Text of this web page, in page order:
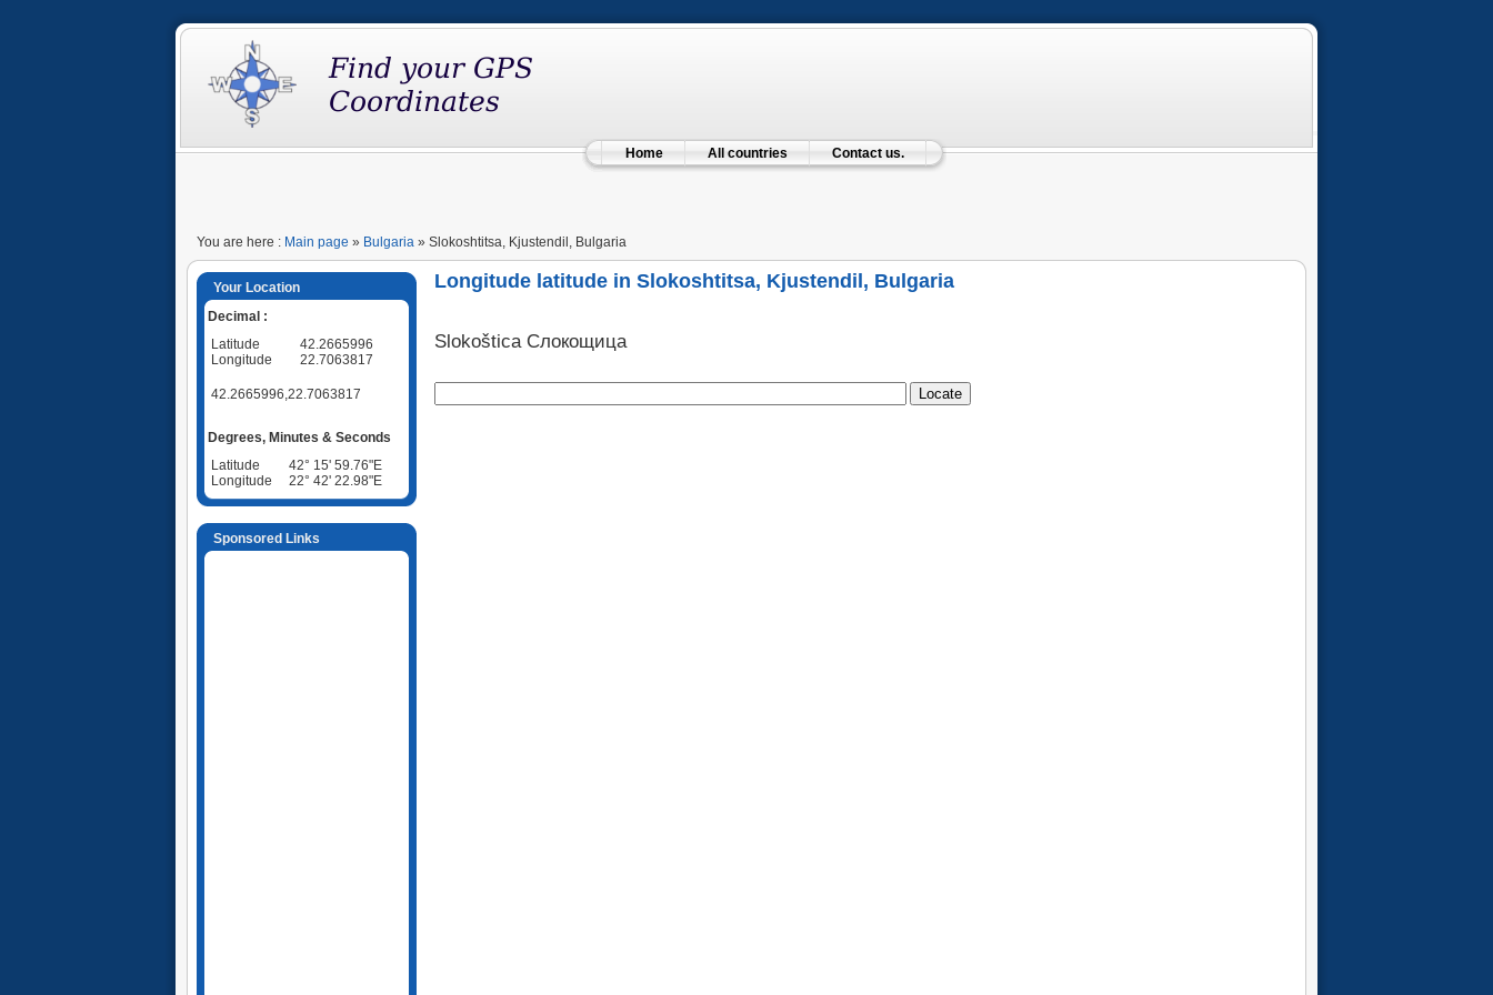
Home All countries Contact us.
You are here : Main page » Bulgaria » Slokoshtitsa, Kjustendil, Bulgaria
Your Location
Decimal :
Latitude
42.2665996
Longitude
22.7063817
42.2665996,22.7063817
Degrees, Minutes & Seconds
Latitude
42° 15' 59.76"E
Longitude
22° 42' 22.98"E
Sponsored Links
Longitude latitude in Slokoshtitsa, Kjustendil, Bulgaria
Slokoštica Слокощица